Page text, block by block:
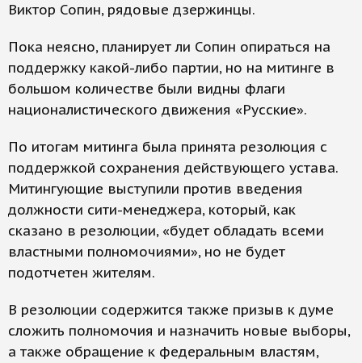
Виктор Сопин, рядовые дзержинцы.
Пока неясно, планирует ли Сопин опираться на
поддержку какой-либо партии, но на митинге в
большом количестве были видны флаги
националистического движения «Русские».
По итогам митинга была принята резолюция с
поддержкой сохранения действующего устава.
Митингующие выступили против введения
должности сити-менеджера, который, как
сказано в резолюции, «будет обладать всеми
властными полномочиями», но не будет
подотчетен жителям.
В резолюции содержится также призыв к думе
сложить полномочия и назначить новые выборы,
а также обращение к федеральным властям,